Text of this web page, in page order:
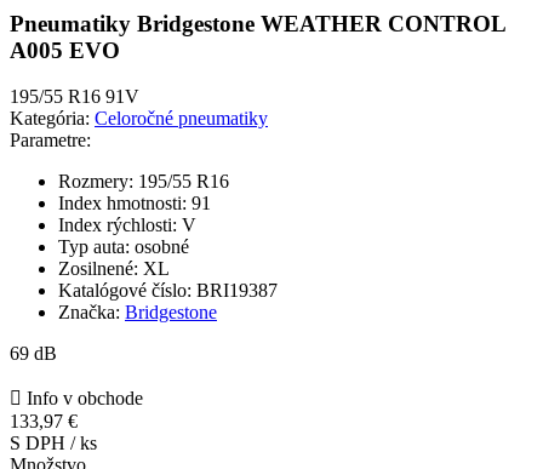
Pneumatiky Bridgestone WEATHER CONTROL
A005 EVO
195/55 R16 91V
Kategória: Celoročné pneumatiky
Parametre:
Rozmery: 195/55 R16
Index hmotnosti: 91
Index rýchlosti: V
Typ auta: osobné
Zosilnené: XL
Katalógové číslo: BRI19387
Značka: Bridgestone
69 dB
 Info v obchode
133,97 €
S DPH / ks